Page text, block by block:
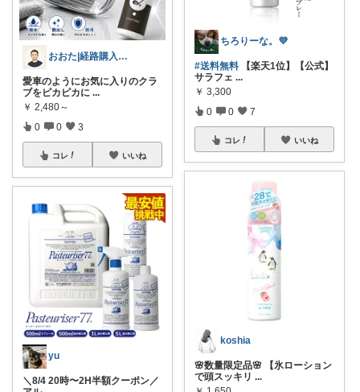
おおた|経路購入感謝😊
愛車のようにお気に入りのクラ
ブをピカピカに ...
￥ 2,480～
0 0 3
コレ いいね
yu
＼8/4 20時〜2H半額クーポン／
ちろりーな。💜
#送料無料 【楽天1位】【公式】
サラフェ ...
￥ 3,300
0 0 7
コレ いいね
koshia
🌸数量限定品🌸 【氷ローション
で頭スッキリ ...